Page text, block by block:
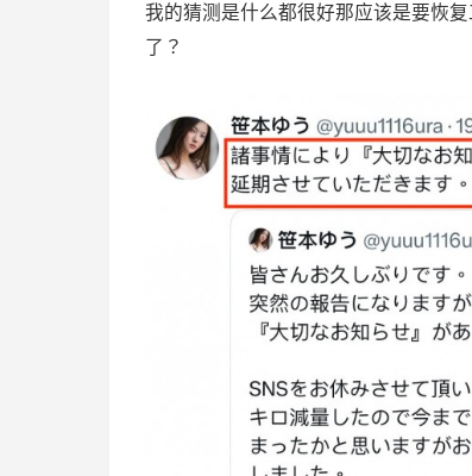
我的猜测是什么都很好那应该是要恢
了？